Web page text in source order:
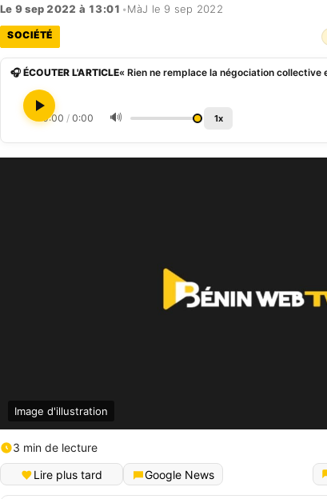
Le 9 sep 2022 à 13:01 •MàJ le 9 sep 2022
SOCIÉTÉ
🎧 ÉCOUTER L'ARTICLE
0:00 / 0:00 🔊 1x
Image d'illustration
3 min de lecture
Lire plus tard
Google News